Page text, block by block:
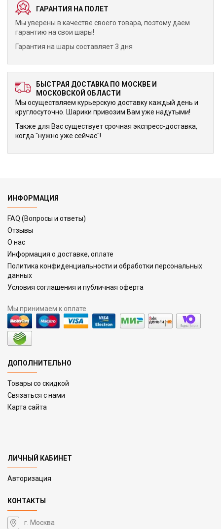
ГАРАНТИЯ НА ПОЛЕТ
Мы уверены в качестве своего товара, поэтому даем
гарантию на свои шары!
Гарантия на шары составляет 3 дня
БЫСТРАЯ ДОСТАВКА ПО МОСКВЕ И
МОСКОВСКОЙ ОБЛАСТИ
Мы осуществляем курьерскую доставку каждый день и
круглосуточно. Шарики привозим Вам уже надутыми!
Также для Вас существует срочная экспресс-доставка,
когда "нужно уже сейчас"!
ИНФОРМАЦИЯ
FAQ (Вопросы и ответы)
Отзывы
О нас
Информация о доставке, оплате
Политика конфиденциальности и обработки персональных
данных
Условия соглашения и публичная оферта
Мы принимаем к оплате
ДОПОЛНИТЕЛЬНО
Товары со скидкой
Связаться с нами
Карта сайта
ЛИЧНЫЙ КАБИНЕТ
Авторизация
КОНТАКТЫ
г. Москва